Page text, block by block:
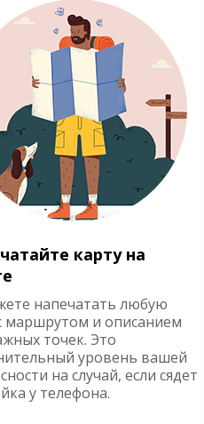
карту на
напечатать любую
маршрутом и описанием
точек. Это
уровень вашей
на случай, если сядет
у телефона.